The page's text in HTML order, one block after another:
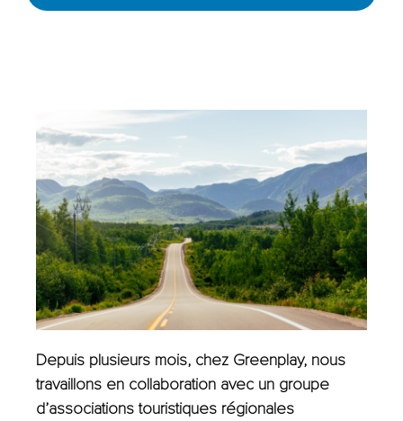
Depuis plusieurs mois, chez Greenplay, nous
travaillons en collaboration avec un groupe
d’associations touristiques régionales